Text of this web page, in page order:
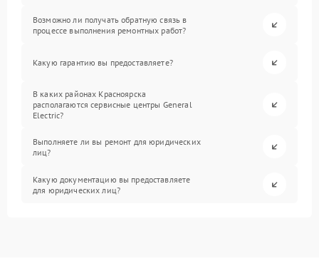
Возможно ли получать обратную связь в
процессе выполнения ремонтных работ?
Какую гарантию вы предоставляете?
В каких районах Красноярска
располагаются сервисные центры General
Electric?
Выполняете ли вы ремонт для юридических
лиц?
Какую документацию вы предоставляете
для юридических лиц?